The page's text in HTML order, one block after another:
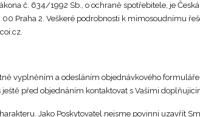
č. 634/1992 Sb., o ochraně spotřebitele, je
Praha 2. Veškeré podrobnosti k mimosoudnímu
vyplněním a odesláním objednávkového
před objednáním kontaktovat s Vašimi
Jako Poskytovatel nejsme povinni uzavřít